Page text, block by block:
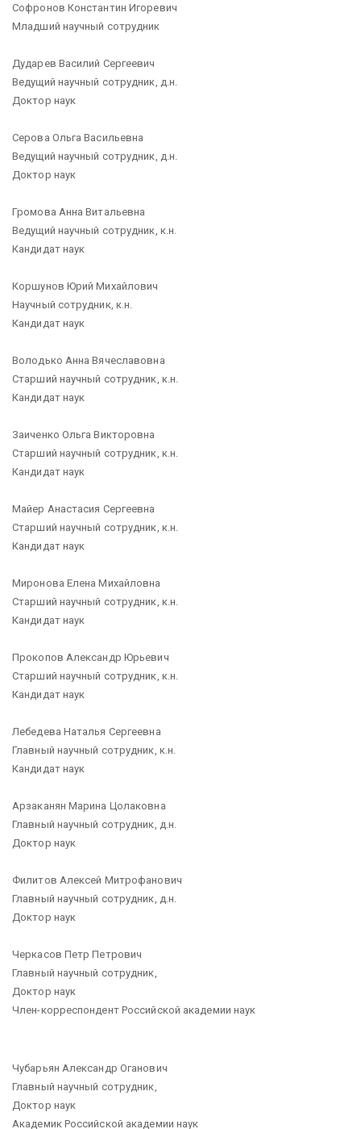
Софронов Константин Игоревич
Младший научный сотрудник
Дударев Василий Сергеевич
Ведущий научный сотрудник, д.н.
Доктор наук
Серова Ольга Васильевна
Ведущий научный сотрудник, д.н.
Доктор наук
Громова Анна Витальевна
Ведущий научный сотрудник, к.н.
Кандидат наук
Коршунов Юрий Михайлович
Научный сотрудник, к.н.
Кандидат наук
Володько Анна Вячеславовна
Старший научный сотрудник, к.н.
Кандидат наук
Заиченко Ольга Викторовна
Старший научный сотрудник, к.н.
Кандидат наук
Майер Анастасия Сергеевна
Старший научный сотрудник, к.н.
Кандидат наук
Миронова Елена Михайловна
Старший научный сотрудник, к.н.
Кандидат наук
Прокопов Александр Юрьевич
Старший научный сотрудник, к.н.
Кандидат наук
Лебедева Наталья Сергеевна
Главный научный сотрудник, к.н.
Кандидат наук
Арзаканян Марина Цолаковна
Главный научный сотрудник, д.н.
Доктор наук
Филитов Алексей Митрофанович
Главный научный сотрудник, д.н.
Доктор наук
Черкасов Петр Петрович
Главный научный сотрудник,
Доктор наук
Член-корреспондент Российской академии наук
Чубарьян Александр Оганович
Главный научный сотрудник,
Доктор наук
Академик Российской академии наук